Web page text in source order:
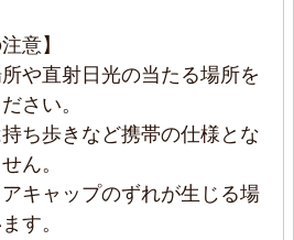
ました!
SAKURA おすすめレベル：
テリなクリームが好きでした
リームの概念変わりました!軽
で、しっかり潤うこの安心
でこれからの時期も大活躍で
意】
所や直射日光の当たる場所を
さい。
持ち歩きなど携帯の仕様とな
ん。
キャップのずれが生じる場
す。